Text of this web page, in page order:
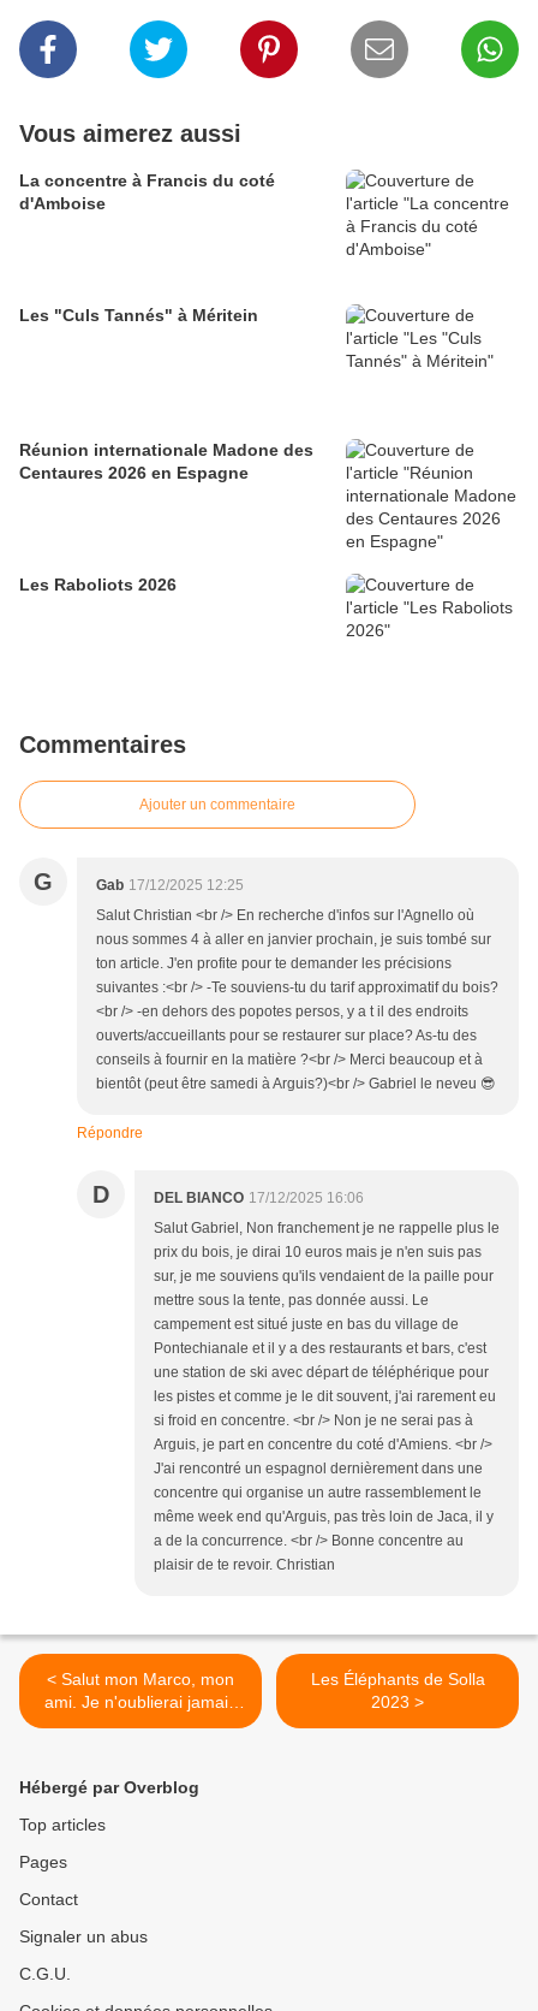
Vous aimerez aussi
La concentre à Francis du coté
d'Amboise
Les "Culs Tannés" à Méritein
Réunion internationale Madone des
Centaures 2026 en Espagne
Les Raboliots 2026
Commentaires
Ajouter un commentaire
G Gab 17/12/2025 12:25
Salut Christian <br /> En recherche d'infos sur l'Agnello où
nous sommes 4 à aller en janvier prochain, je suis tombé sur
ton article. J'en profite pour te demander les précisions
suivantes :<br /> -Te souviens-tu du tarif approximatif du bois?
<br /> -en dehors des popotes persos, y a t il des endroits
ouverts/accueillants pour se restaurer sur place? As-tu des
conseils à fournir en la matière ?<br /> Merci beaucoup et à
bientôt (peut être samedi à Arguis?)<br /> Gabriel le neveu 😎
Répondre
D DEL BIANCO 17/12/2025 16:06
Salut Gabriel, Non franchement je ne rappelle plus le
prix du bois, je dirai 10 euros mais je n'en suis pas
sur, je me souviens qu'ils vendaient de la paille pour
mettre sous la tente, pas donnée aussi. Le
campement est situé juste en bas du village de
Pontechianale et il y a des restaurants et bars, c'est
une station de ski avec départ de téléphérique pour
les pistes et comme je le dit souvent, j'ai rarement eu
si froid en concentre. <br /> Non je ne serai pas à
Arguis, je part en concentre du coté d'Amiens. <br />
J'ai rencontré un espagnol dernièrement dans une
concentre qui organise un autre rassemblement le
même week end qu'Arguis, pas très loin de Jaca, il y
a de la concurrence. <br /> Bonne concentre au
plaisir de te revoir. Christian
< Salut mon Marco, mon
ami. Je n'oublierai jamais
les superbes moments mais
allons voyager encore
longtemps ensemble.
Les Éléphants de Solla
2023 >
Hébergé par Overblog
Top articles
Pages
Contact
Signaler un abus
C.G.U.